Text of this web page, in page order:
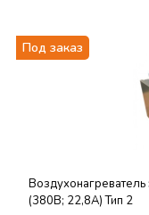
Под заказ
Воздухонагреватель
(380В; 22,8А) Тип 2